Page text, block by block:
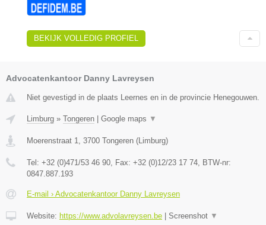
BEKIJK VOLLEDIG PROFIEL
Advocatenkantoor Danny Lavreysen
Niet gevestigd in de plaats Leernes en in de provincie Henegouwen.
Limburg » Tongeren Google maps ▼
Moerenstraat 1 3700 Tongeren ( Limburg)
Tel: +32 (0)471/53 46 90 , Fax: +32 (0)12/23 17 74 , BTW-nr:
0847.887.193
E-mail › Advocatenkantoor Danny Lavreysen
Website: https://www.advolavreysen.be Screenshot ▼